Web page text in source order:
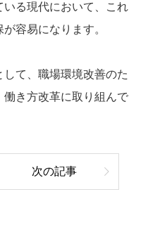
いる現代において、これ
容易になります。
て、職場環境改善のた
き方改革に取り組んで
次の記事